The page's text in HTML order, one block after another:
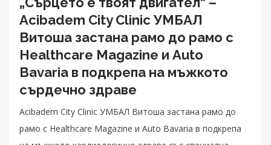
Acibadem City Clinic УМБАЛ
Витоша застана рамо до рамо с
Healthcare Magazine и Auto
Bavaria в подкрепа на мъжкото
сърдечно здраве
Acibadem City Clinic УМБАЛ Витоша застана рамо до
рамо с Healthcare Magazine и Auto Bavaria в подкрепа